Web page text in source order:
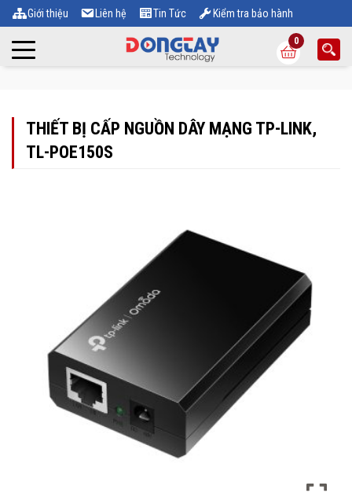
Giới thiệu Liên hệ Tin Tức Kiểm tra bảo hành
0
THIẾT BỊ CẤP NGUỒN DÂY MẠNG TP-LINK,
TL-POE150S